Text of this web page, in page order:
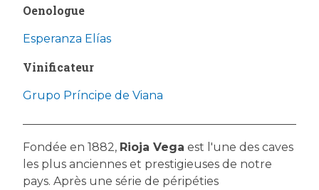
Oenologue
Esperanza Elías
Vinificateur
Grupo Príncipe de Viana
Fondée en 1882, Rioja Vega est l'une des caves
les plus anciennes et prestigieuses de notre
pays. Après une série de péripéties